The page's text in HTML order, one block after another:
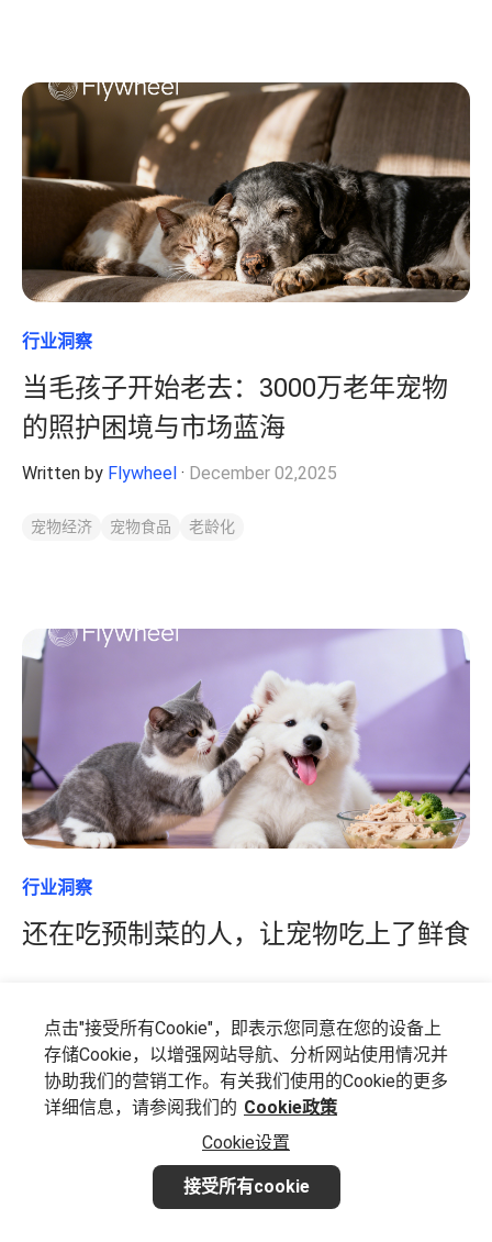
行业洞察
当毛孩子开始老去：3000万老年宠物
的照护困境与市场蓝海
Written by Flywheel · December 02,2025
宠物经济 宠物食品 老龄化
行业洞察
还在吃预制菜的人，让宠物吃上了鲜食
Written byFlywheel ·December 02,2025
宠物经济 宠物食品 宠物鲜食
点击"接受所有Cookie"，即表示您同意在您的设备上
存储Cookie，以增强网站导航、分析网站使用情况并
协助我们的营销工作。有关我们使用的Cookie的更多
详细信息，请参阅我们的 Cookie政策
Cookie设置
接受所有cookie